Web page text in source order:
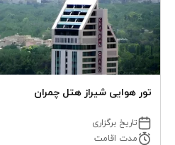
تور هوایی شیراز هتل چمران
تاریخ برگزاری
مدت اقامت